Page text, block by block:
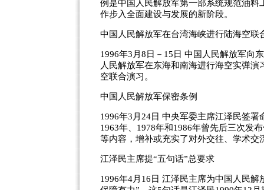
例是中国人民解放军第一部系统规范油
作步入全面建设与发展的新阶段。
中国人民解放军在台湾海峡进行陆海空联
1996年3月8日－15日 中国人民解放军向
人民解放军在东海和南海进行海空实弹
空联合演习。
中国人民解放军保密条例
1996年3月24日 中央军委主席江泽民签
1963年、1978年和1986年曾先后三次发
等内容，增补或充实了对外交往、学术
江泽民主席提“五句话”总要求
1996年4月16日 江泽民主席为中国人民